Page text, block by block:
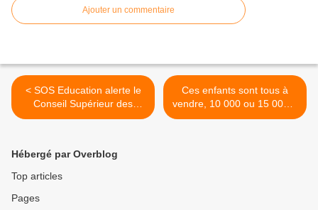
Ajouter un commentaire
< SOS Education alerte le
Conseil Supérieur des
Programmes
Ces enfants sont tous à
vendre, 10 000 ou 15 000 $
chacun. >
Hébergé par Overblog
Top articles
Pages